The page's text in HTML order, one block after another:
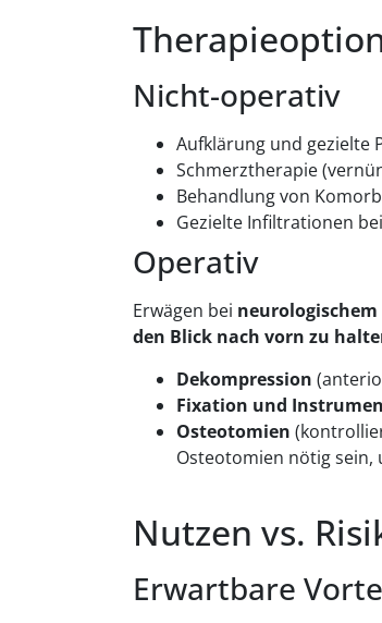
Nicht-operativ
Aufklärung und gezielte
Schmerztherapie
Behandlung von
Gezielte Infiltrationen
Operativ
Erwägen bei
den Blick nach vorn zu
Dekompression
Fixation und
Osteotomien
Osteotomien nötig sein,
Nutzen vs.
Erwartbare